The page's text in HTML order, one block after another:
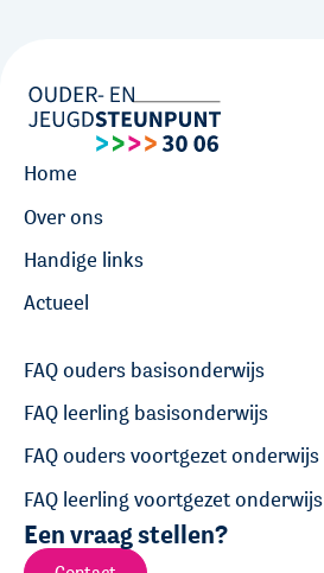
Home
Over ons
Handige links
Actueel
FAQ ouders basisonderwijs
FAQ leerling basisonderwijs
FAQ ouders voortgezet onderwijs
FAQ leerling voortgezet onderwijs
Een vraag stellen?